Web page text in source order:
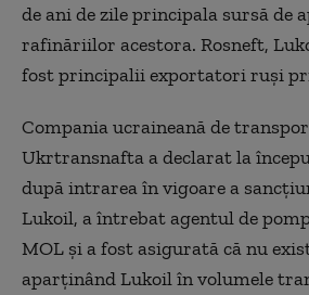
de ani de zile principala sursă de
rafinăriilor acestora. Rosneft,
fost principalii exportatori ruşi
Compania ucraineană de
Ukrtransnafta a declarat la
după intrarea în vigoare a
Lukoil, a întrebat agentul de
MOL şi a fost asigurată că nu
aparţinând Lukoil în volumele